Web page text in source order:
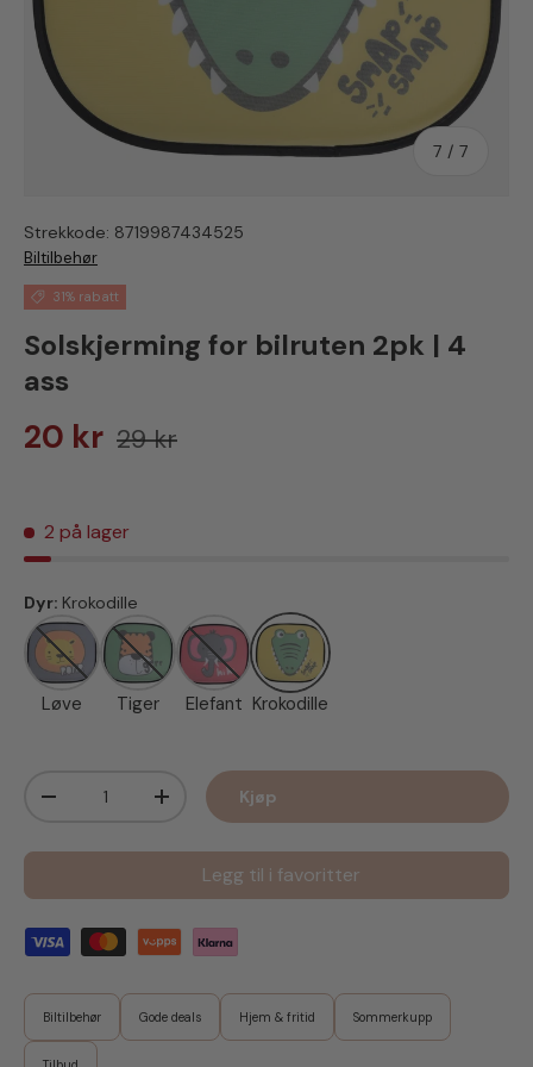
7 / av
7
Strekkode: 8719987434525
Biltilbehør
31% rabatt
Solskjerming for bilruten 2pk | 4
ass
Salgspris
20 kr Vanlig pris
29 kr
2 på lager
Dyr: Krokodille
Løve
Løve
Tiger
Tiger
Elefant
Elefant
Krokodille
Krokodille
Senk antall
Øk antall Kjøp
Legg til i favoritter
Biltilbehør Gode deals Hjem & fritid Sommerkupp